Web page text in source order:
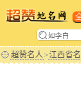
超赞名人 >江西省